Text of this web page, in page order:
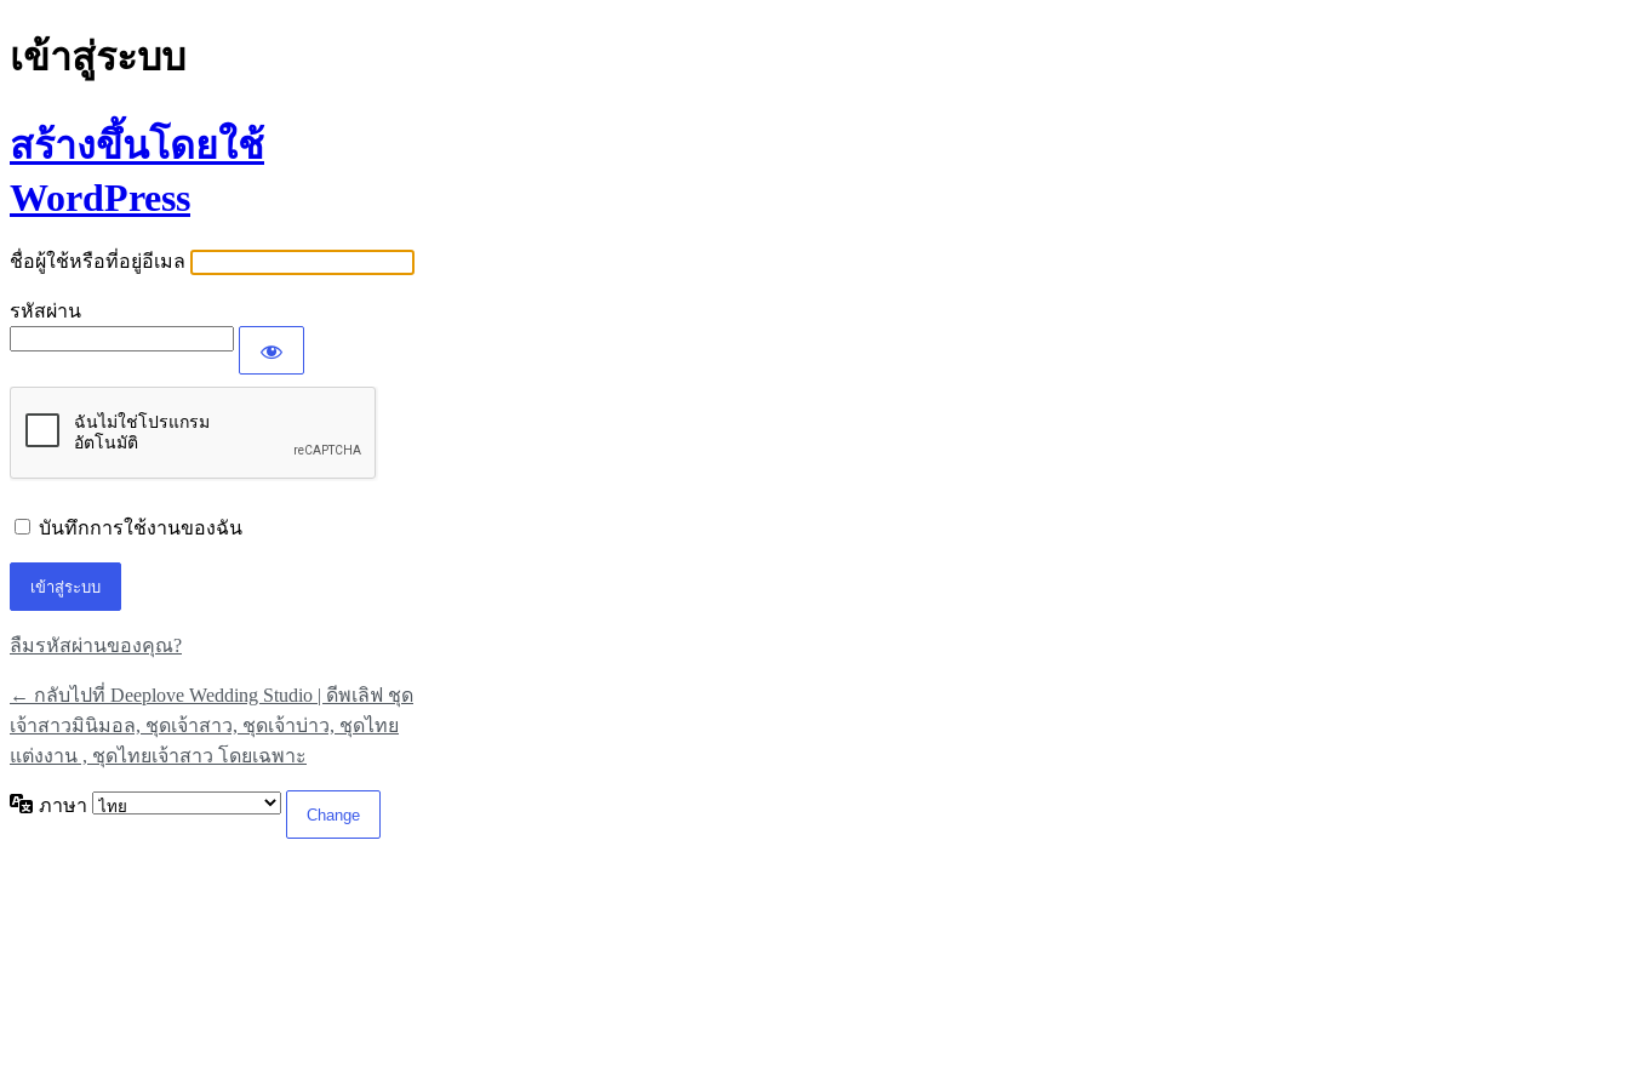
เข้าสู่ระบบ
สร้างขึ้นโดยใช้
WordPress
ชื่อผู้ใช้หรือที่อยู่อีเมล
รหัสผ่าน
บันทึกการใช้งานของฉัน
ลืมรหัสผ่านของคุณ?
← กลับไปที่ Deeplove Wedding Studio | ดีพเลิฟ ชุด
เจ้าสาวมินิมอล, ชุดเจ้าสาว, ชุดเจ้าบ่าว, ชุดไทย
แต่งงาน , ชุดไทยเจ้าสาว โดยเฉพาะ
ภาษา